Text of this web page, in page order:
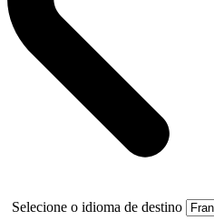
Selecione o idioma de destino